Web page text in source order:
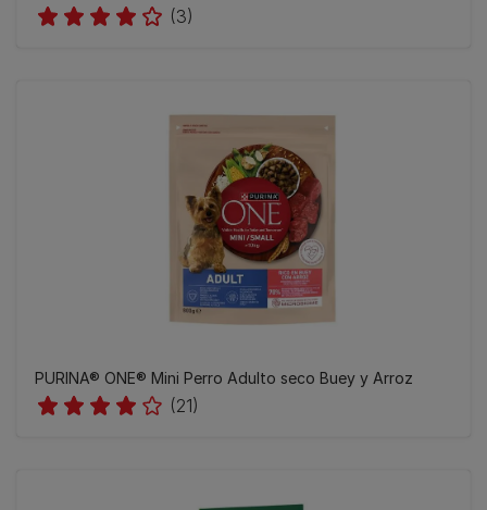
(3)
PURINA® ONE® Mini Perro Adulto seco Buey y Arroz
(21)